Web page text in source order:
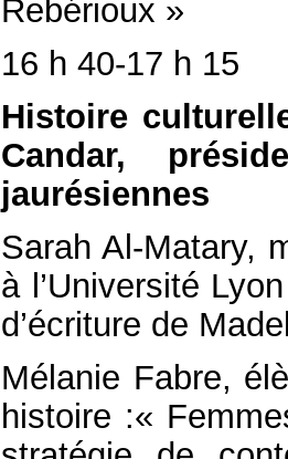
Rebérioux »
16 h 40-17 h 15
Histoire
Candar,
jaurésiennes
Sarah Al-Matary,
à l’Université
d’écriture de
Mélanie Fabre,
histoire :«